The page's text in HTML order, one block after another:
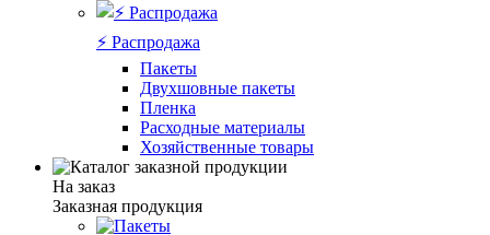
⚡️ Распродажа
Пакеты
Двухшовные пакеты
Пленка
Расходные материалы
Хозяйственные товары
На заказ
Заказная продукция